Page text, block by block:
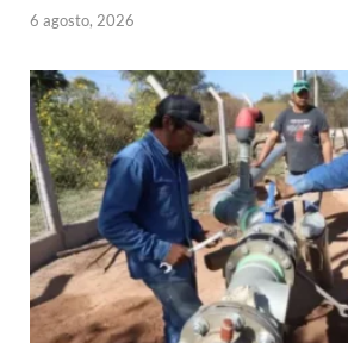
6 agosto, 2026